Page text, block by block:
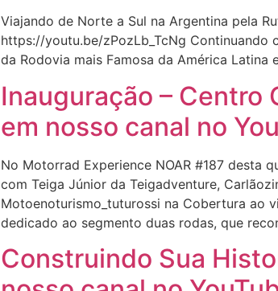
Viajando de Norte a Sul na Argentina pela
https://youtu.be/zPozLb_TcNg
da Rodovia mais Famosa da América
Inauguração – Centro
em nosso canal no
No Motorrad Experience NOAR #187 desta
com Teiga Júnior da Teigadventure,
Motoenoturismo_tuturossi na Cobertura ao
dedicado ao segmento duas rodas, que
Construindo Sua